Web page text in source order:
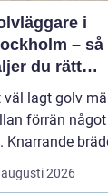
i
– så
du rätt
för
golv
väl lagt golv
förrän
Knarrande
skarvar eller
fogar
2026